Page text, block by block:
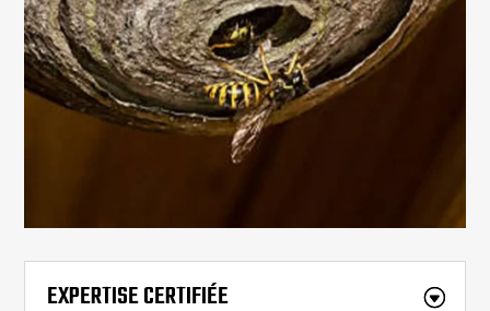
EXPERTISE CERTIFIÉE